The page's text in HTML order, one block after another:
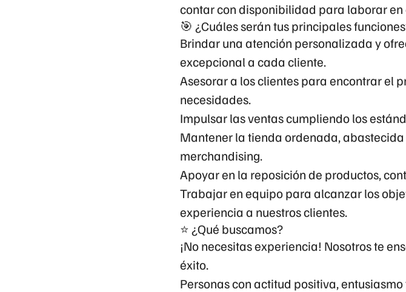
contar con disponibilidad para laborar en
🎯 ¿Cuáles serán tus principales
Brindar una atención personalizada y
excepcional a cada cliente.
Asesorar a los clientes para encontrar el
necesidades.
Impulsar las ventas cumpliendo los
Mantener la tienda ordenada,
merchandising.
Apoyar en la reposición de productos,
Trabajar en equipo para alcanzar los
experiencia a nuestros clientes.
⭐ ¿Qué buscamos?
¡No necesitas experiencia! Nosotros te
éxito.
Personas con actitud positiva,